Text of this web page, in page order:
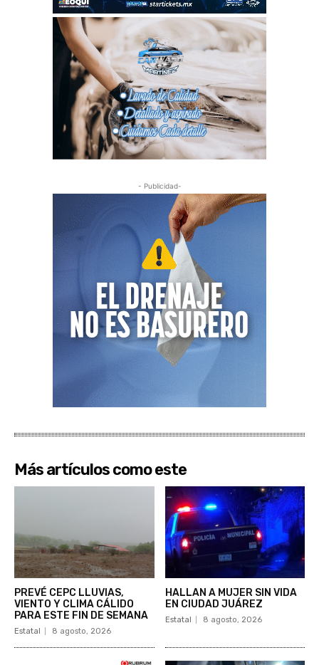
- Publicidad-
Más artículos como este
PREVÉ CEPC LLUVIAS,
VIENTO Y CLIMA CÁLIDO
PARA ESTE FIN DE SEMANA
Estatal 8 agosto, 2026
HALLAN A MUJER SIN VIDA
EN CIUDAD JUÁREZ
Estatal 8 agosto, 2026